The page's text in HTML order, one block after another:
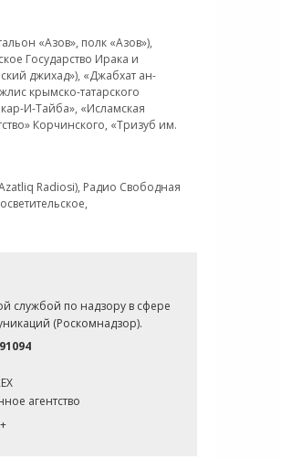
«Азов», полк «Азов»),
Государство Ирака и
джихад»), «Джабхат ан-
крымско-татарского
И-Тайба», «Исламская
Корчинского, «Тризуб им.
Radiosi), Радио Свободная
службой по надзору в сфере
(Роскомнадзор).
агентство